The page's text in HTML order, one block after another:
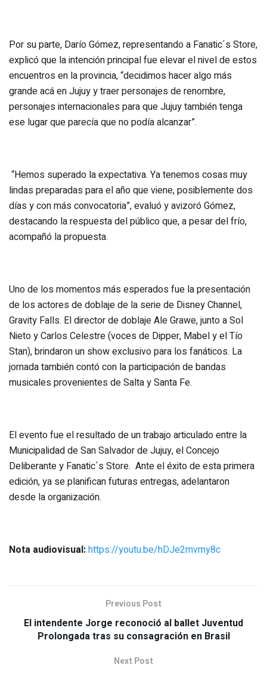
Por su parte, Darío Gómez, representando a Fanatic´s Store,
explicó que la intención principal fue elevar el nivel de estos
encuentros en la provincia, “decidimos hacer algo más
grande acá en Jujuy y traer personajes de renombre,
personajes internacionales para que Jujuy también tenga
ese lugar que parecía que no podía alcanzar”.
“Hemos superado la expectativa. Ya tenemos cosas muy
lindas preparadas para el año que viene, posiblemente dos
días y con más convocatoria”, evaluó y avizoró Gómez,
destacando la respuesta del público que, a pesar del frío,
acompañó la propuesta.
Uno de los momentos más esperados fue la presentación
de los actores de doblaje de la serie de Disney Channel,
Gravity Falls. El director de doblaje Ale Grawe, junto a Sol
Nieto y Carlos Celestre (voces de Dipper, Mabel y el Tío
Stan), brindaron un show exclusivo para los fanáticos. La
jornada también contó con la participación de bandas
musicales provenientes de Salta y Santa Fe.
El evento fue el resultado de un trabajo articulado entre la
Municipalidad de San Salvador de Jujuy, el Concejo
Deliberante y Fanatic´s Store. Ante el éxito de esta primera
edición, ya se planifican futuras entregas, adelantaron
desde la organización.
Nota audiovisual:https://youtu.be/hDJe2mvmy8c
Previous Post
El intendente Jorge reconoció al ballet Juventud
Prolongada tras su consagración en Brasil
Next Post